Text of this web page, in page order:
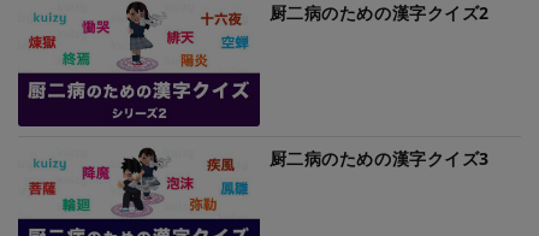
厨二病のための漢字クイズ2
厨二病のための漢字クイズ3